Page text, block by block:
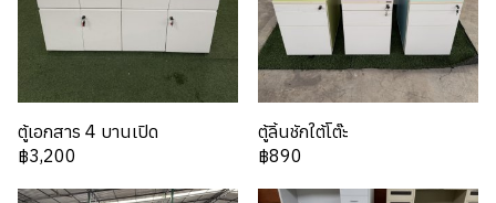
ตู้เอกสาร 4 บานเปิด
฿3,200
ตู้ลิ้นชักใต้โต๊ะ
฿890